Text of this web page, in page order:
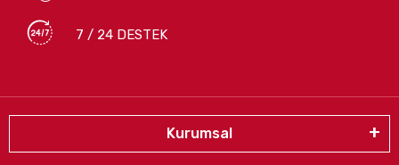
7 / 24 DESTEK
Kurumsal